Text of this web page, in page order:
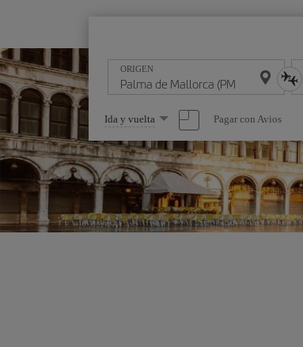
ORIGEN
Seleccione
una
opción
Ida y vuelta Pagar con Avios